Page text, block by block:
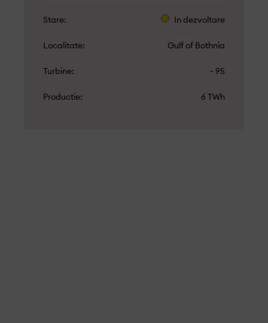
Stare In dezvoltare
Localitate Gulf of Bothnia
Turbine ~ 95
Productie 6 TWh